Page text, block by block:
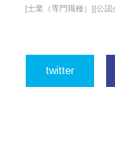
[士業（専門職種）][公認
twitter